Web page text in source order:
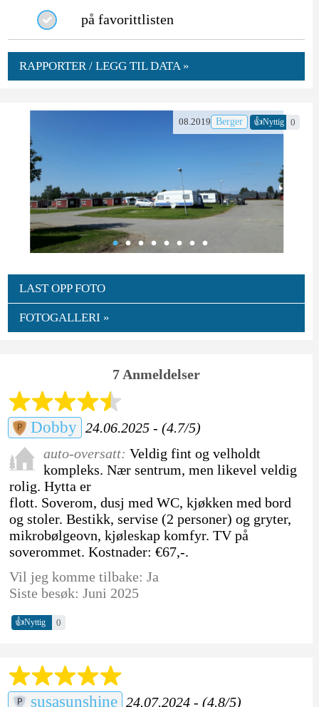
på favorittlisten
RAPPORTER / LEGG TIL DATA »
08.2019 Berger 👍Nyttig 0
LAST OPP FOTO
FOTOGALLERI »
7 Anmeldelser
Dobby 24.06.2025 - (4.7/5)
auto-oversatt: Veldig fint og velholdt
kompleks. Nær sentrum, men likevel veldig
rolig. Hytta er
flott. Soverom, dusj med WC, kjøkken med bord
og stoler. Bestikk, servise (2 personer) og gryter,
mikrobølgeovn, kjøleskap komfyr. TV på
soverommet. Kostnader: €67,-.
Vil jeg komme tilbake: Ja
Siste besøk: Juni 2025
👍Nyttig 0
susasunshine 24.07.2024 - (4.8/5)